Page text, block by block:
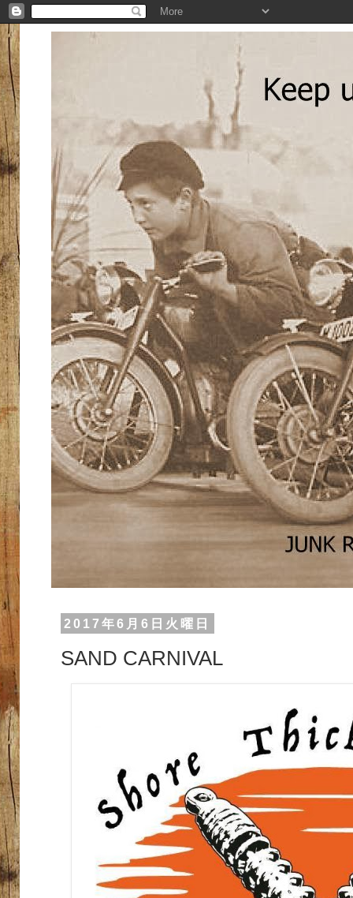
2017年6月6日火曜日
SAND CARNIVAL